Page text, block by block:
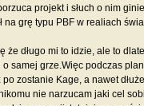
projekt i słuch o nim
na grę typu PBF w realiach
że długo mi to idzie, ale to
o samej grze.Więc podczas
zostanie Kage, a nawet
nie narzucam jaki cel